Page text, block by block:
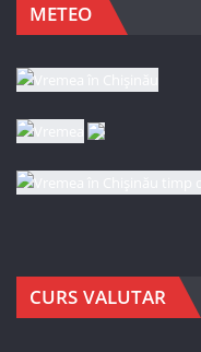
METEO
CURS VALUTAR